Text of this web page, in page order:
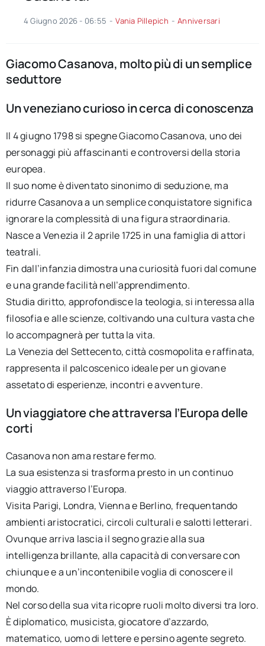
4 Giugno 2026 - 06:55 - Vania Pillepich - Anniversari
Giacomo Casanova, molto più di un semplice
seduttore
Un veneziano curioso in cerca di conoscenza
Il 4 giugno 1798 si spegne Giacomo Casanova, uno dei
personaggi più affascinanti e controversi della storia
europea.
Il suo nome è diventato sinonimo di seduzione, ma
ridurre Casanova a un semplice conquistatore significa
ignorare la complessità di una figura straordinaria.
Nasce a Venezia il 2 aprile 1725 in una famiglia di attori
teatrali.
Fin dall’infanzia dimostra una curiosità fuori dal comune
e una grande facilità nell’apprendimento.
Studia diritto, approfondisce la teologia, si interessa alla
filosofia e alle scienze, coltivando una cultura vasta che
lo accompagnerà per tutta la vita.
La Venezia del Settecento, città cosmopolita e raffinata,
rappresenta il palcoscenico ideale per un giovane
assetato di esperienze, incontri e avventure.
Un viaggiatore che attraversa l’Europa delle
corti
Casanova non ama restare fermo.
La sua esistenza si trasforma presto in un continuo
viaggio attraverso l’Europa.
Visita Parigi, Londra, Vienna e Berlino, frequentando
ambienti aristocratici, circoli culturali e salotti letterari.
Ovunque arriva lascia il segno grazie alla sua
intelligenza brillante, alla capacità di conversare con
chiunque e a un’incontenibile voglia di conoscere il
mondo.
Nel corso della sua vita ricopre ruoli molto diversi tra loro.
È diplomatico, musicista, giocatore d’azzardo,
matematico, uomo di lettere e persino agente segreto.